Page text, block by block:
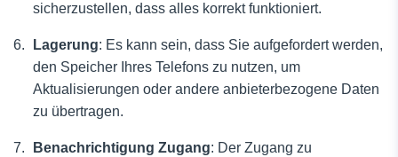
sicherzustellen, dass alles korrekt funktioniert.
Lagerung: Es kann sein, dass Sie aufgefordert werden,
den Speicher Ihres Telefons zu nutzen, um
Aktualisierungen oder andere anbieterbezogene Daten
zu übertragen.
Benachrichtigung Zugang: Der Zugang zu